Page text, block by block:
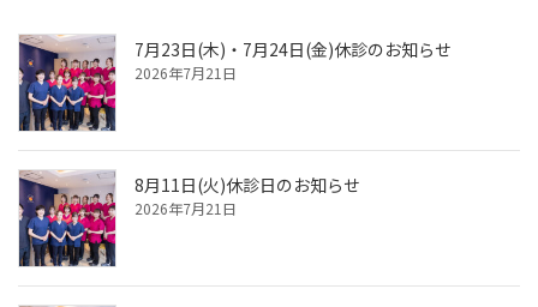
7月23日(木)・7月24日(金)休診のお知らせ
2026年7月21日
8月11日(火)休診日のお知らせ
2026年7月21日